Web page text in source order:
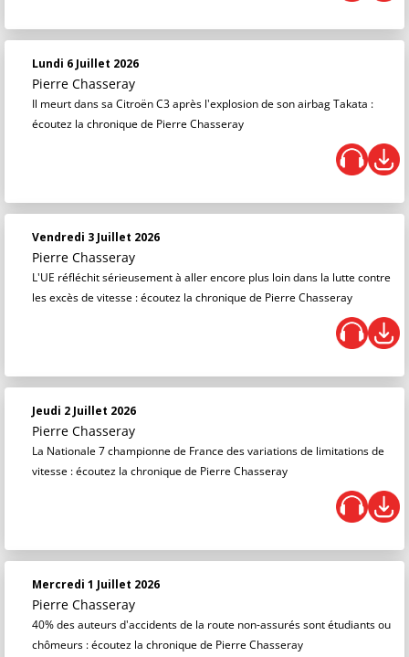
Lundi 6 Juillet 2026
Pierre Chasseray
Il meurt dans sa Citroën C3 après l'explosion de son airbag Takata :
écoutez la chronique de Pierre Chasseray
Vendredi 3 Juillet 2026
Pierre Chasseray
L'UE réfléchit sérieusement à aller encore plus loin dans la lutte contre
les excès de vitesse : écoutez la chronique de Pierre Chasseray
Jeudi 2 Juillet 2026
Pierre Chasseray
La Nationale 7 championne de France des variations de limitations de
vitesse : écoutez la chronique de Pierre Chasseray
Mercredi 1 Juillet 2026
Pierre Chasseray
40% des auteurs d'accidents de la route non-assurés sont étudiants ou
chômeurs : écoutez la chronique de Pierre Chasseray